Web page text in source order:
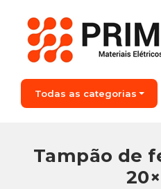
Todas as categorias
Tampão de